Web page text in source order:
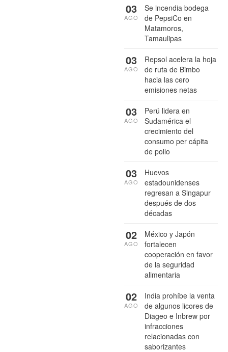
Se incendia bodega
de PepsiCo en
Matamoros,
Tamaulipas
03
AGO
Repsol acelera la hoja
de ruta de Bimbo
hacia las cero
emisiones netas
03
AGO
Perú lidera en
Sudamérica el
crecimiento del
consumo per cápita
de pollo
03
AGO
Huevos
estadounidenses
regresan a Singapur
después de dos
décadas
03
AGO
México y Japón
fortalecen
cooperación en favor
de la seguridad
alimentaria
02
AGO
India prohíbe la venta
de algunos licores de
Diageo e Inbrew por
infracciones
relacionadas con
saborizantes
02
AGO